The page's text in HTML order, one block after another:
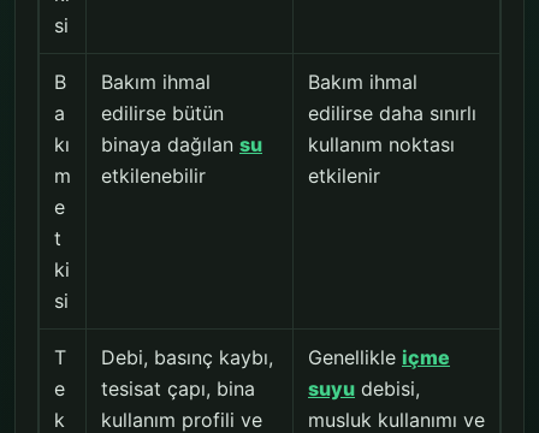
si
B
a
kı
m
e
t
ki
si
Bakım ihmal
edilirse bütün
binaya dağılan su
etkilenebilir
Bakım ihmal
edilirse daha sınırlı
kullanım noktası
etkilenir
T
e
k
Debi, basınç kaybı,
tesisat çapı, bina
kullanım profili ve
Genellikle içme
suyu debisi,
musluk kullanımı ve